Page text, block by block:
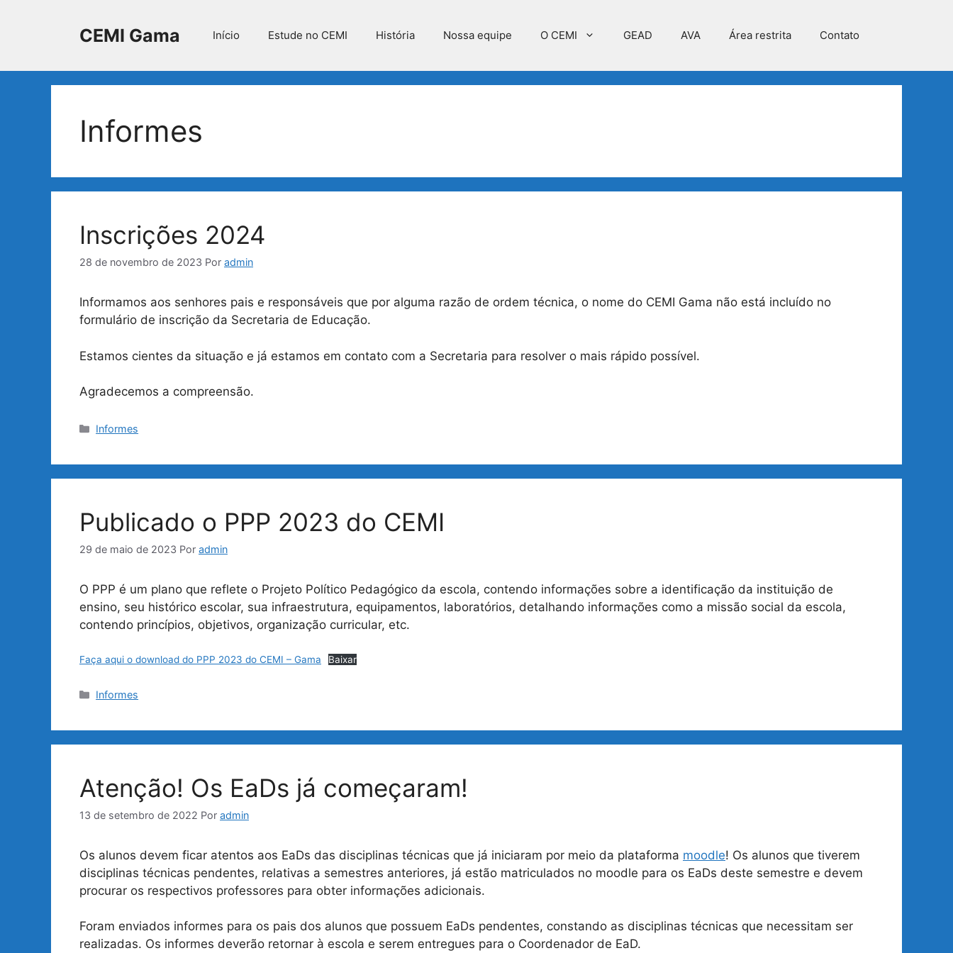
CEMI Gama Início Estude no CEMI História Nossa equipe O CEMI GEAD AVA Área restrita Contato
Informes
Inscrições 2024
28 de novembro de 2023 Por admin
Informamos aos senhores pais e responsáveis que por alguma razão de ordem técnica, o nome do CEMI Gama não está incluído no
formulário de inscrição da Secretaria de Educação.
Estamos cientes da situação e já estamos em contato com a Secretaria para resolver o mais rápido possível.
Agradecemos a compreensão.
Categorias
Informes
Publicado o PPP 2023 do CEMI
29 de maio de 2023 Por admin
O PPP é um plano que reflete o Projeto Político Pedagógico da escola, contendo informações sobre a identificação da instituição de
ensino, seu histórico escolar, sua infraestrutura, equipamentos, laboratórios, detalhando informações como a missão social da escola,
contendo princípios, objetivos, organização curricular, etc.
Faça aqui o download do PPP 2023 do CEMI – Gama Baixar
Categorias
Informes
Atenção! Os EaDs já começaram!
13 de setembro de 2022 Por admin
Os alunos devem ficar atentos aos EaDs das disciplinas técnicas que já iniciaram por meio da plataforma moodle! Os alunos que tiverem
disciplinas técnicas pendentes, relativas a semestres anteriores, já estão matriculados no moodle para os EaDs deste semestre e devem
procurar os respectivos professores para obter informações adicionais.
Foram enviados informes para os pais dos alunos que possuem EaDs pendentes, constando as disciplinas técnicas que necessitam ser
realizadas. Os informes deverão retornar à escola e serem entregues para o Coordenador de EaD.